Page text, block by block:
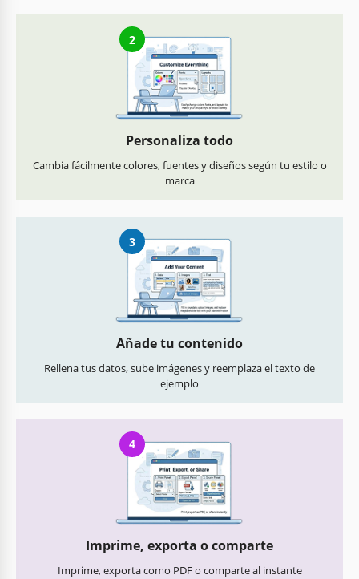
2
Personaliza todo
Cambia fácilmente colores, fuentes y diseños según tu estilo o
marca
3
Añade tu contenido
Rellena tus datos, sube imágenes y reemplaza el texto de
ejemplo
4
Imprime, exporta o comparte
Imprime, exporta como PDF o comparte al instante